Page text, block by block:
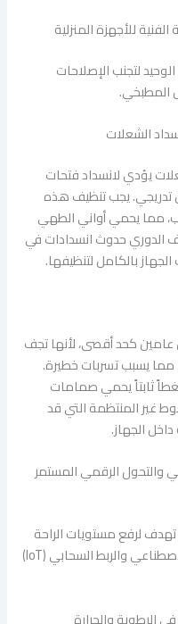
للأجهزة المنزلية
لتجنب الإصلاحات
المطبخي.
يؤدي لانسداد فتحات
تدريجي. يجب تنظيف هذه
مما يحمي أواني الطهي
الدوري حدوث انسدادات في
الجهاز بالكامل لتنظيفها.
عامين كحد أقصى، لأنها تجف
مما يسبب تسربات خطيرة.
ثابتاً يحمي صمامات
غير المنتظمة التي قد
الجهاز.
والتحول الرقمي المستمر
تهدف لرفع مستويات الراحة
والأمان من خلال دمج تقنيات الذكاء الاصطناعي والربط السحابي (IoT)